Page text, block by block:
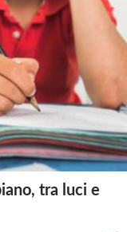
tra luci e